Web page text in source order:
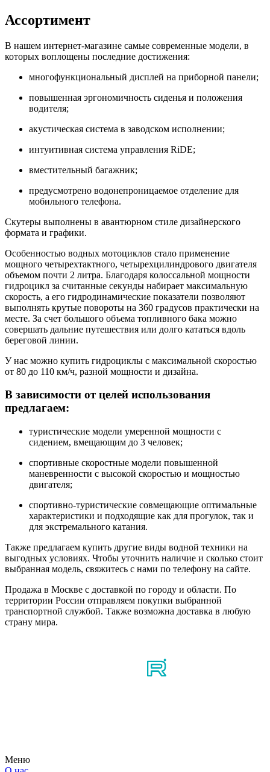
Ассортимент
В нашем интернет-магазине самые современные модели, в
которых воплощены последние достижения:
многофункциональный дисплей на приборной панели;
повышенная эргономичность сиденья и положения
водителя;
акустическая система в заводском исполнении;
интуитивная система управления RiDE;
вместительный багажник;
предусмотрено водонепроницаемое отделение для
мобильного телефона.
Скутеры выполнены в авантюрном стиле дизайнерского
формата и графики.
Особенностью водных мотоциклов стало применение
мощного четырехтактного, четырехцилиндрового двигателя
объемом почти 2 литра. Благодаря колоссальной мощности
гидроцикл за считанные секунды набирает максимальную
скорость, а его гидродинамические показатели позволяют
выполнять крутые повороты на 360 градусов практически на
месте. За счет большого объема топливного бака можно
совершать дальние путешествия или долго кататься вдоль
береговой линии.
У нас можно купить гидроциклы с максимальной скоростью
от 80 до 110 км/ч, разной мощности и дизайна.
В зависимости от целей использования
предлагаем:
туристические модели умеренной мощности с
сидением, вмещающим до 3 человек;
спортивные скоростные модели повышенной
маневренности с высокой скоростью и мощностью
двигателя;
спортивно-туристические совмещающие оптимальные
характеристики и подходящие как для прогулок, так и
для экстремального катания.
Также предлагаем купить другие виды водной техники на
выгодных условиях. Чтобы уточнить наличие и сколько стоит
выбранная модель, свяжитесь с нами по телефону на сайте.
Продажа в Москве с доставкой по городу и области. По
территории России отправляем покупки выбранной
транспортной службой. Также возможна доставка в любую
страну мира.
Меню